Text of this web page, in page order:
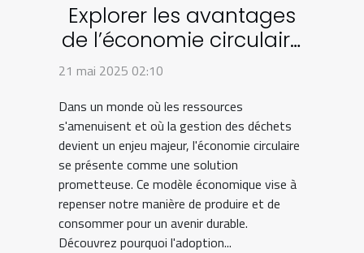
Explorer les avantages
de l’économie circulaire
dans la gestion des
21 mai 2025 02:10
Dans un monde où les ressources
s'amenuisent et où la gestion des déchets
devient un enjeu majeur, l'économie circulaire
se présente comme une solution
prometteuse. Ce modèle économique vise à
repenser notre manière de produire et de
consommer pour un avenir durable.
Découvrez pourquoi l'adoption...